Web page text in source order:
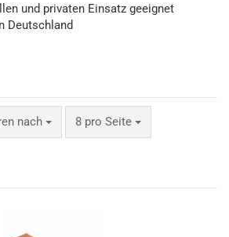
und privaten Einsatz geeignet
Deutschland
nach
nach 8 pro Seite
pro Seite